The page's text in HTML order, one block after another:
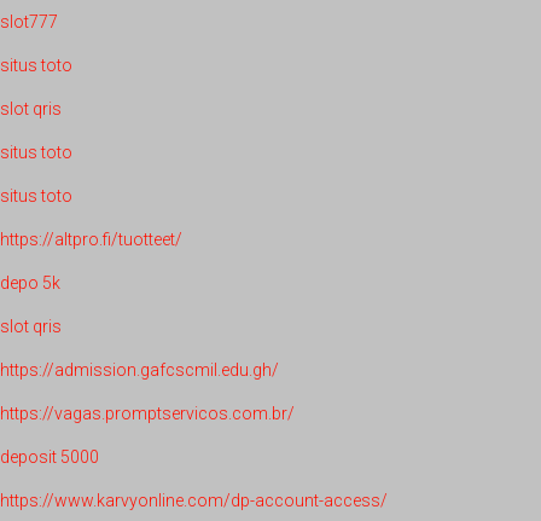
slot777
situs toto
slot qris
situs toto
situs toto
https://altpro.fi/tuotteet/
depo 5k
slot qris
https://admission.gafcscmil.edu.gh/
https://vagas.promptservicos.com.br/
deposit 5000
https://www.karvyonline.com/dp-account-access/